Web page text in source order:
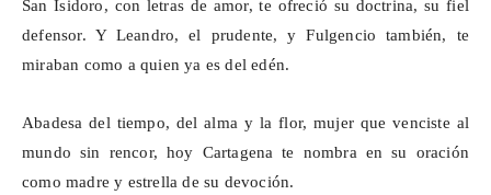
San Isidoro, con letras de amor, te ofreció su doctrina, su fiel
defensor. Y Leandro, el prudente, y Fulgencio también, te
miraban como a quien ya es del edén.
Abadesa del tiempo, del alma y la flor, mujer que venciste al
mundo sin rencor, hoy Cartagena te nombra en su oración
como madre y estrella de su devoción.